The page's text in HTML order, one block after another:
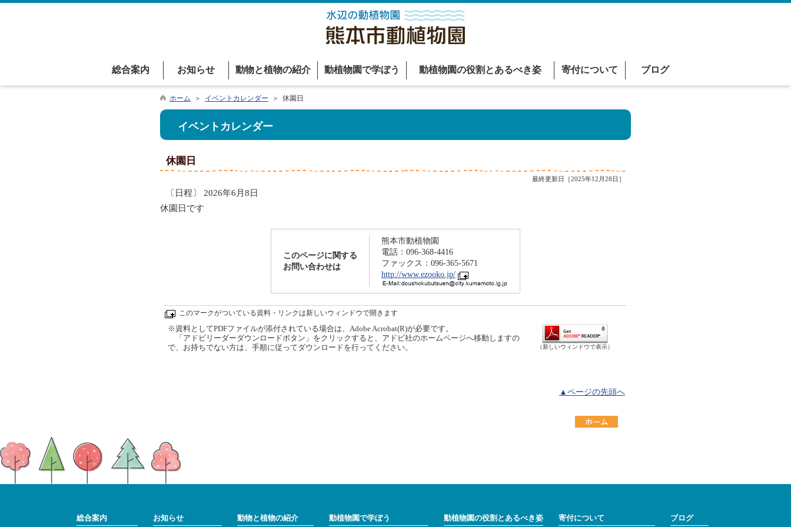
総合案内 お知らせ 動物と植物の紹介 動植物園で学ぼう 動植物園の役割とあるべき姿 寄付について ブログ
ホーム ＞ イベントカレンダー ＞ 休園日
イベントカレンダー
休園日
最終更新日［2025年12月28日］
〔日程〕 2026年6月8日
休園日です
このページに関する
お問い合わせは
熊本市動植物園
電話：096-368-4416
ファックス：096-365-5671
http://www.ezooko.jp/
このマークがついている資料・リンクは新しいウィンドウで開きます
※資料としてPDFファイルが添付されている場合は、Adobe Acrobat(R)が必要です。
「アドビリーダーダウンロードボタン」をクリックすると、アドビ社のホームページへ移動しますの
で、お持ちでない方は、手順に従ってダウンロードを行ってください。
（新しいウィンドウで表示）
▲ページの先頭へ
総合案内 お知らせ 動物と植物の紹介 動植物園で学ぼう 動植物園の役割とあるべき姿 寄付について ブログ